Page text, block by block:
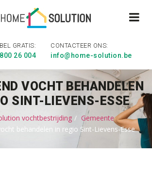
BEL GRATIS:
26 004
CONTACTEER ONS:
info@home-solution.be
VOCHT BEHANDELEN
SINT-LIEVENS-ESSE
vochtbestrijding
Gemeente
behandelen in regio Sint-Lievens-Esse